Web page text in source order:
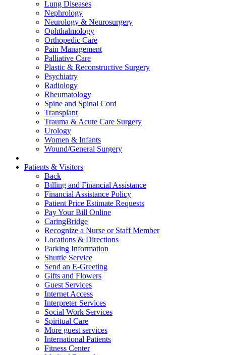
Lung Diseases
Nephrology
Neurology & Neurosurgery
Ophthalmology
Orthopedic Care
Pain Management
Palliative Care
Plastic & Reconstructive Surgery
Psychiatry
Radiology
Rheumatology
Spine and Spinal Cord
Transplant
Trauma & Acute Care Surgery
Urology
Women & Infants
Wound/General Surgery
Patients & Visitors
Back
Billing and Financial Assistance
Financial Assistance Policy
Patient Price Estimate Requests
Pay Your Bill Online
CaringBridge
Recognize a Nurse or Staff Member
Locations & Directions
Parking Information
Shuttle Service
Send an E-Greeting
Gifts and Flowers
Guest Services
Internet Access
Interpreter Services
Social Work Services
Spiritual Care
More guest services
International Patients
Fitness Center